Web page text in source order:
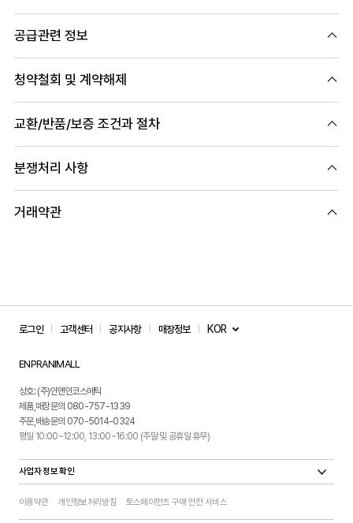
공급관련 정보
청약철회 및 계약해제
교환/반품/보증 조건과 절차
분쟁처리 사항
거래약관
로그인 고객센터 공지사항 매장정보 KOR
ENPRANIMALL
상호: (주)인앤인코스메틱
제품,매장문의 080-757-1339
주문,배송문의 070-5014-0324
평일 10:00~12:00, 13:00~16:00 (주말 및 공휴일 휴무)
사업자 정보 확인
이용약관 개인정보처리방침 토스페이먼츠 구매 안전 서비스